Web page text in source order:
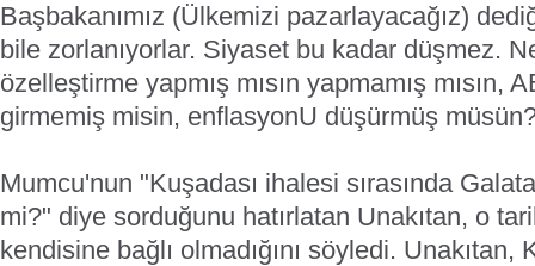
Başbakanımız (Ülkemizi pazarlayacağız)
bile zorlanıyorlar. Siyaset bu kadar düşmez.
özelleştirme yapmış mısın yapmamış mısın,
girmemiş misin, enflasyonU düşürmüş
Mumcu'nun "Kuşadası ihalesi sırasında
mi?" diye sorduğunu hatırlatan Unakıtan, o
kendisine bağlı olmadığını söyledi. Unakıtan,